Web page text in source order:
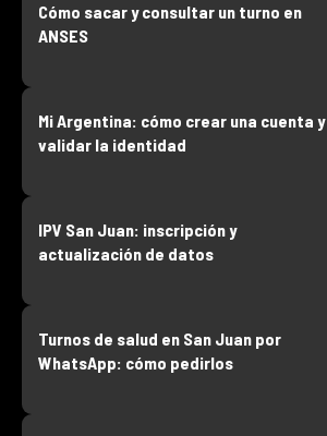
Cómo sacar y consultar un turno en
ANSES
Mi Argentina: cómo crear una cuenta y
validar la identidad
IPV San Juan: inscripción y
actualización de datos
Turnos de salud en San Juan por
WhatsApp: cómo pedirlos